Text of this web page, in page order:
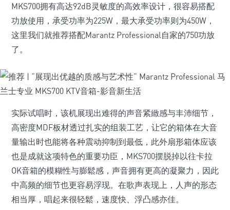
MKS700拥有高达92dB灵敏度的高效率设计，很容易搭配
功放使用，承受功率为225W，最大承受功率则为450W，
这里我们就推荐搭配Marantz Professional自家的750功放
了。
实际试唱时，该机展现出难得的声音紧緻感与丰沛细节，
高密度MDF板材透过扎实的组装工艺，让它的箱体在大音
量输出时也能将各种震动抑制到最低，此外扇形箱体应该
也是成就这项特色的重要功臣，MKS700摆脱掉以往卡拉
OK音箱的模糊性与膨鬆感，声音拥有更高的凝聚力，因此
中高频的细节也更容易浮现。在歌声表现上，人声的形态
相当厚，唱起来很轻鬆，速度快、浮凸感亦佳。